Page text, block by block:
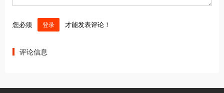
您必须 登录 才能发表评论！
评论信息